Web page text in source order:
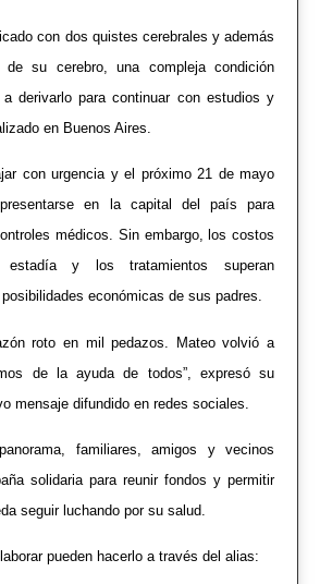
con dos quistes cerebrales y además
su cerebro, una compleja condición
derivarlo para continuar con estudios y
en Buenos Aires
con urgencia y el próximo 21 de mayo
en la capital del país para
médicos. Sin embargo, los costos
y los tratamientos superan
económicas de sus padres.
roto en mil pedazos. Mateo volvió a
de la ayuda de todos”, expresó su
mensaje difundido en redes sociales.
familiares, amigos y vecinos
solidaria para reunir fondos y permitir
seguir luchando por su salud.
pueden hacerlo a través del alias: